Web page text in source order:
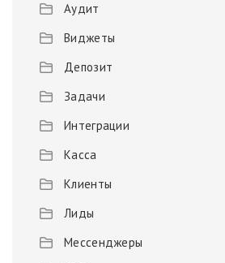
Аудит
Виджеты
Депозит
Задачи
Интеграции
Касса
Клиенты
Лиды
Мессенджеры